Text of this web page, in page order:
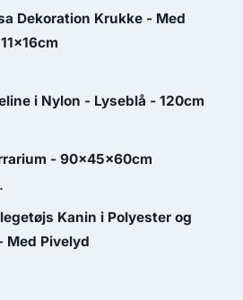
Dekoration Krukke - Med
i Nylon - Lyseblå - 120cm
- 90x45x60cm
Kanin i Polyester og
Med Pivelyd